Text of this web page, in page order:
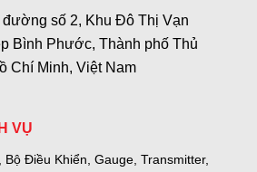
đường số 2, Khu Đô Thị Vạn
Bình Phước, Thành phố Thủ
Chí Minh, Việt Nam
VỤ
Bộ Điều Khiển, Gauge, Transmitter,